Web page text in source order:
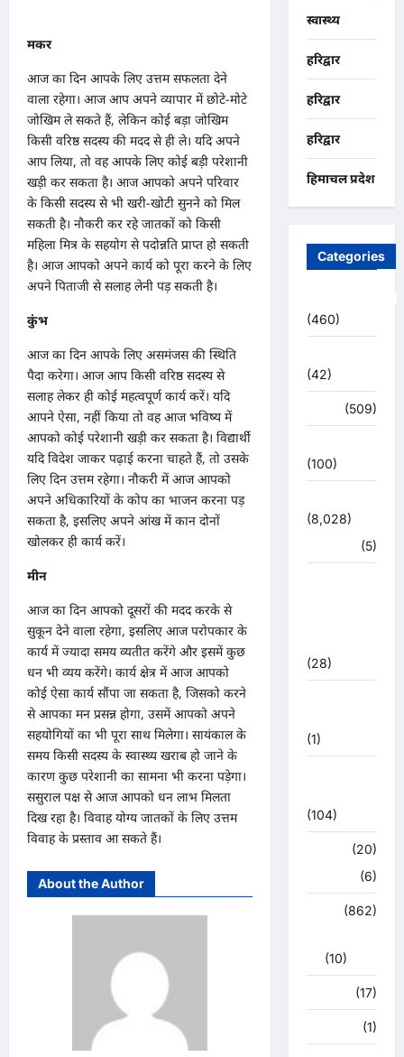
मकर
आज का दिन आपके लिए उत्तम सफलता देने
वाला रहेगा। आज आप अपने व्यापार में छोटे-मोटे
जोखिम ले सकते हैं, लेकिन कोई बड़ा जोखिम
किसी वरिष्ठ सदस्य की मदद से ही ले। यदि अपने
आप लिया, तो वह आपके लिए कोई बड़ी परेशानी
खड़ी कर सकता है। आज आपको अपने परिवार
के किसी सदस्य से भी खरी-खोटी सुनने को मिल
सकती है। नौकरी कर रहे जातकों को किसी
महिला मित्र के सहयोग से पदोन्नति प्राप्त हो सकती
है। आज आपको अपने कार्य को पूरा करने के लिए
अपने पिताजी से सलाह लेनी पड़ सकती है।
कुंभ
आज का दिन आपके लिए असमंजस की स्थिति
पैदा करेगा। आज आप किसी वरिष्ठ सदस्य से
सलाह लेकर ही कोई महत्वपूर्ण कार्य करें। यदि
आपने ऐसा, नहीं किया तो वह आज भविष्य में
आपको कोई परेशानी खड़ी कर सकता है। विद्यार्थी
यदि विदेश जाकर पढ़ाई करना चाहते हैं, तो उसके
लिए दिन उत्तम रहेगा। नौकरी में आज आपको
अपने अधिकारियों के कोप का भाजन करना पड़
सकता है, इसलिए अपने आंख में कान दोनों
खोलकर ही कार्य करें।
मीन
आज का दिन आपको दूसरों की मदद करके से
सुकून देने वाला रहेगा, इसलिए आज परोपकार के
कार्य में ज्यादा समय व्यतीत करेंगे और इसमें कुछ
धन भी व्यय करेंगे। कार्य क्षेत्र में आज आपको
कोई ऐसा कार्य सौंपा जा सकता है, जिसको करने
से आपका मन प्रसन्न होगा, उसमें आपको अपने
सहयोगियों का भी पूरा साथ मिलेगा। सायंकाल के
समय किसी सदस्य के स्वास्थ्य खराब हो जाने के
कारण कुछ परेशानी का सामना भी करना पड़ेगा।
ससुराल पक्ष से आज आपको धन लाभ मिलता
दिख रहा है। विवाह योग्य जातकों के लिए उत्तम
विवाह के प्रस्ताव आ सकते हैं।
About the Author
स्वास्थ्य
हरिद्वार
हरिद्वार
हरिद्वार
हिमाचल प्रदेश
Categories
(460)
(42)
(509)
(100)
(8,028)
(5)
(28)
(1)
(104)
(20)
(6)
(862)
(10)
(17)
(1)